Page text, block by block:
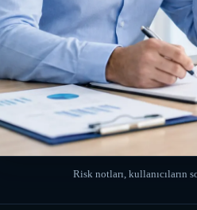
Risk notları, kullanıcıların